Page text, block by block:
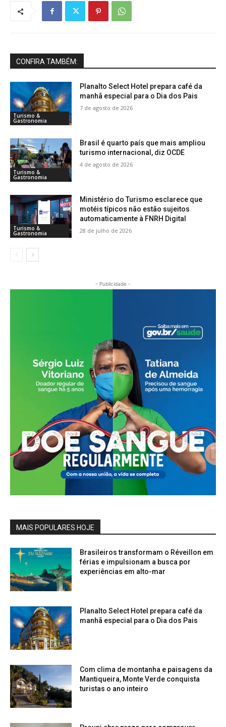
CONFIRA TAMBÉM:
Turismo &
Gastronomia
Planalto Select Hotel prepara café da
manhã especial para o Dia dos Pais
7 de agosto de 2026
Turismo &
Gastronomia
Brasil é quarto país que mais ampliou
turismo internacional, diz OCDE
4 de agosto de 2026
Turismo &
Gastronomia
Ministério do Turismo esclarece que
motéis típicos não estão sujeitos
automaticamente à FNRH Digital
28 de julho de 2026
- Publicidade -
MAIS POPULARES HOJE
Brasileiros transformam o Réveillon em
férias e impulsionam a busca por
experiências em alto-mar
Planalto Select Hotel prepara café da
manhã especial para o Dia dos Pais
Com clima de montanha e paisagens da
Mantiqueira, Monte Verde conquista
turistas o ano inteiro